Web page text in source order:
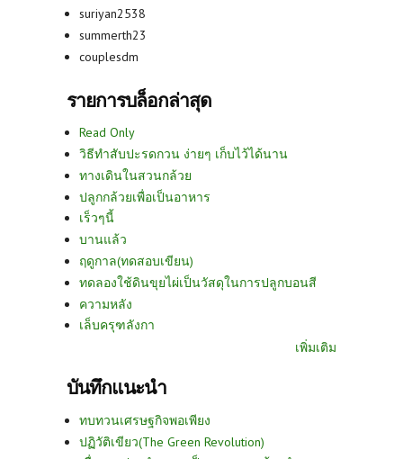
suriyan2538
summerth23
couplesdm
รายการบล็อกล่าสุด
Read Only
วิธีทำสับปะรดกวน ง่ายๆ เก็บไว้ได้นาน
ทางเดินในสวนกล้วย
ปลูกกล้วยเพื่อเป็นอาหาร
เร็วๆนี้
บานแล้ว
ฤดูกาล(ทดสอบเขียน)
ทดลองใช้ดินขุยไผ่เป็นวัสดุในการปลูกบอนสี
ความหลัง
เล็บครุฑลังกา
เพิ่มเติม
บันทึกแนะนำ
ทบทวนเศรษฐกิจพอเพียง
ปฏิวัติเขียว(The Green Revolution)